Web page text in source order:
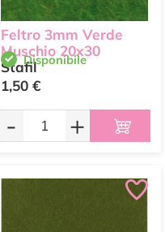
Feltro 3mm Verde
Muschio 20x30
StafilDisponibile
1,50 €
- +